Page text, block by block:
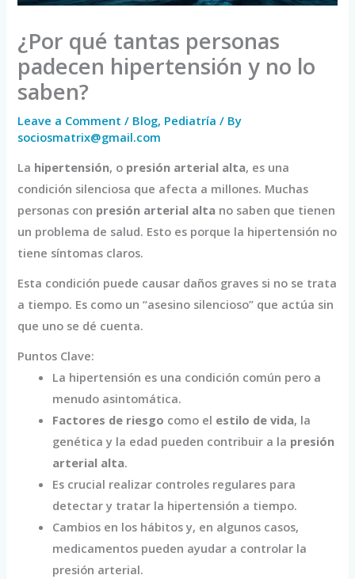
¿Por qué tantas personas
padecen hipertensión y no lo
saben?
Leave a Comment / Blog, Pediatría / By
sociosmatrix@gmail.com
La hipertensión, o presión arterial alta, es una
condición silenciosa que afecta a millones. Muchas
personas con presión arterial alta no saben que tienen
un problema de salud. Esto es porque la hipertensión no
tiene síntomas claros.
Esta condición puede causar daños graves si no se trata
a tiempo. Es como un “asesino silencioso” que actúa sin
que uno se dé cuenta.
Puntos Clave:
La hipertensión es una condición común pero a
menudo asintomática.
Factores de riesgo como el estilo de vida, la
genética y la edad pueden contribuir a la presión
arterial alta.
Es crucial realizar controles regulares para
detectar y tratar la hipertensión a tiempo.
Cambios en los hábitos y, en algunos casos,
medicamentos pueden ayudar a controlar la
presión arterial.